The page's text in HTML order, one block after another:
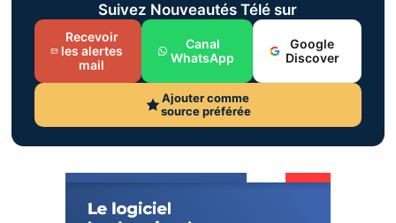
Suivez Nouveautés Télé sur
Recevoir
les alertes
mail
Canal
WhatsApp
Google
Discover
Ajouter comme
source préférée